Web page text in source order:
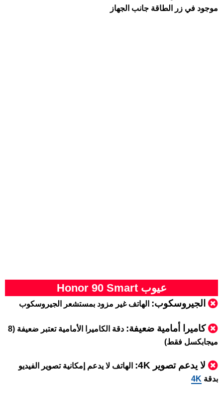
موجود في زر الطاقة جانب الجهاز
عيوب Honor 90 Smart
الجيروسكوب: الهاتف غير مزود بمستشعر الجيروسكوب
كاميرا أمامية ضعيفة:
دقة الكاميرا الأمامية تعتبر ضعيفة (8
ميجابكسل فقط)
لا يدعم تصوير 4K:
الهاتف لا يدعم إمكانية تصوير الفيديو
بدقة 4K